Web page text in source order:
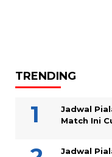
TRENDING
Jadwal
Match Ini
Jadwal